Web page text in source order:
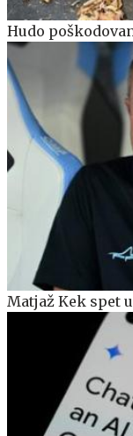
Hudo
Matjaž Kek spet